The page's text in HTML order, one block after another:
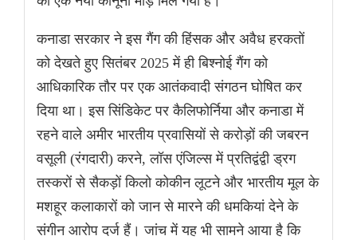
कनाडा सरकार ने इस गैंग की हिंसक और अवैध हरकतों
को देखते हुए सितंबर 2025 में ही बिश्नोई गैंग को
आधिकारिक तौर पर एक आतंकवादी संगठन घोषित कर
दिया था। इस सिंडिकेट पर कैलिफोर्निया और कनाडा में
रहने वाले अमीर भारतीय प्रवासियों से करोड़ों की जबरन
वसूली (रंगदारी) करने, लॉस एंजिल्स में प्रतिद्वंद्वी ड्रग
तस्करों से सैकड़ों किलो कोकीन लूटने और भारतीय मूल के
मशहूर कलाकारों को जान से मारने की धमकियां देने के
संगीन आरोप दर्ज हैं। जांच में यह भी सामने आया है कि